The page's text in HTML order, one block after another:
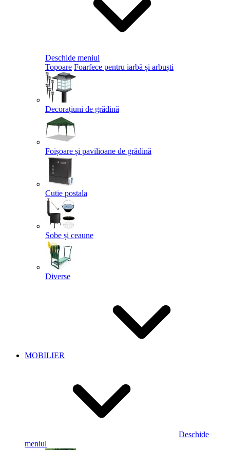
Deschide meniul
Topoare Foarfece pentru iarbă și arbuști
Decorațiuni de grădină
Foișoare și pavilioane de grădină
Cutie postala
Sobe și ceaune
Diverse
MOBILIER
Deschide
meniul